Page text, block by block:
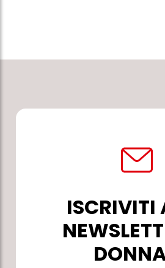
ISCRIVITI